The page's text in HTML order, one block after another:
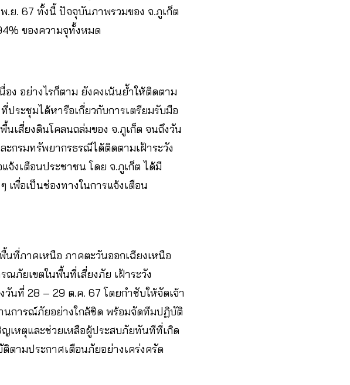
.ย. 67 ทั้งนี้ ปัจจุบันภาพรวมของ จ.ภูเก็ต
ของความจุทั้งหมด
ง อย่างไรก็ตาม ยังคงเน้นย้ำให้ติดตาม
ระชุมได้หารือเกี่ยวกับการเตรียมรับมือ
สี่ยงดินโคลนถล่มของ จ.ภูเก็ต จนถึงวัน
ะกรมทรัพยากรธรณีได้ติดตามเฝ้าระวัง
จ้งเตือนประชาชน โดย จ.ภูเก็ต ได้มี
เพื่อเป็นช่องทางในการแจ้งเตือน
ที่ภาคเหนือ ภาคตะวันออกเฉียงเหนือ
ภัยเขตในพื้นที่เสี่ยงภัย เฝ้าระวัง
นที่ 28 – 29 ต.ค. 67 โดยกำชับให้จัดเจ้า
การณ์ภัยอย่างใกล้ชิด พร้อมจัดทีมปฏิบัติ
ญเหตุและช่วยเหลือผู้ประสบภัยทันทีที่เกิด
ามประกาศเตือนภัยอย่างเคร่งครัด